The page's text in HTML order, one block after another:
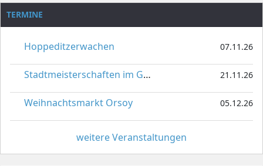
TERMINE
Hoppeditzerwachen 07.11.26
Stadtmeisterschaften im Gardetanz 21.11.26
Weihnachtsmarkt Orsoy 05.12.26
weitere Veranstaltungen